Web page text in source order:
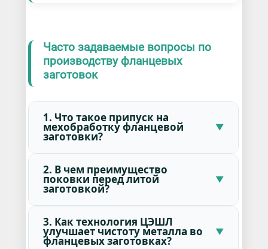
Часто задаваемые вопросы по
производству фланцевых
заготовок
1. Что такое припуск на
мехобработку фланцевой
заготовки?
2. В чем преимущество
поковки перед литой
заготовкой?
3. Как технология ЦЭШЛ
улучшает чистоту металла во
фланцевых заготовках?